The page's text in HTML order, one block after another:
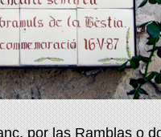
por las Ramblas o